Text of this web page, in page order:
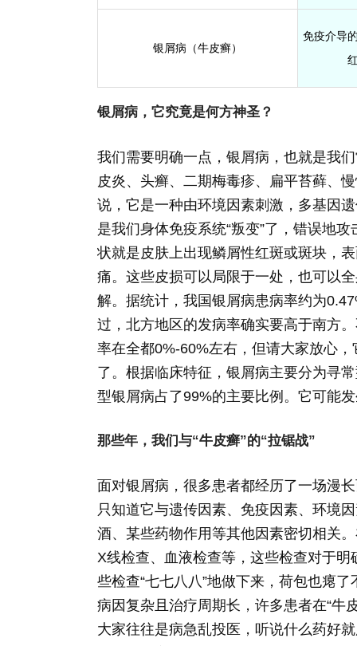
银屑病（牛皮癣）
免疫介导
银屑病，它究竟是何方神圣？
我们需要明确一点，银屑病，也就是我
皮炎、头癣、二期梅毒疹、扁平苔藓、
说，它是一种由环境因素刺激，多基因
是我们身体免疫系统“叛变”了，错误地
状就是皮肤上出现鳞屑性红斑或斑块，
痛。这些皮损可以局限于一处，也可以
解。据统计，我国银屑病患病率约为
过，北方地区的发病率确实要高于南方
率在全都0%-60%左右，但请大家放心
了。根据临床特征，银屑病主要分为寻
型银屑病占了99%的主要比例。它可能
那些年，我们与“牛皮癣”的“拉锯战”
面对银屑病，很多患者都经历了一场漫
只知道它与遗传因素、免疫因素、环境
酒、某些药物作用等其他因素密切相关
X线检查、血液检查等，这些检查对于
些检查“七七八八”地做下来，荷包也瘪
病因复杂且治疗周期长，许多患者在“牛
大家往往是病急乱投医，听说什么药好